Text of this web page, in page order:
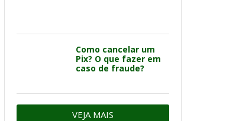
Como cancelar um
Pix? O que fazer em
caso de fraude?
VEJA MAIS